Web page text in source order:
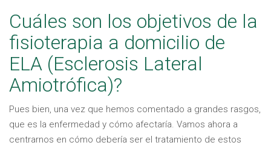
Cuáles son los objetivos de la
fisioterapia a domicilio de
ELA (Esclerosis Lateral
Amiotrófica)?
Pues bien, una vez que hemos comentado a grandes rasgos,
que es la enfermedad y cómo afectaría. Vamos ahora a
centrarnos en cómo debería ser el tratamiento de estos